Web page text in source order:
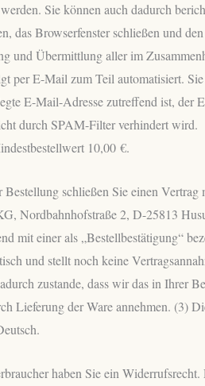
Sie können auch dadurch
das Browserfenster schließen und
und Übermittlung aller im
per E-Mail zum Teil automatisiert.
E-Mail-Adresse zutreffend ist, der
durch SPAM-Filter verhindert wird.
10,00 €.
Bestellung schließen Sie einen
Nordbahnhofstraße 2, D-25813
mit einer als „Bestellbestätigung“
und stellt noch keine
zustande, dass wir das in Ihrer
Lieferung der Ware annehmen. (3)
haben Sie ein Widerrufsrecht.